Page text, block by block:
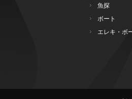
魚探
ボート
エレキ・ボ